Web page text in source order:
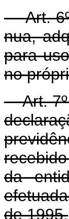
Art. 6º
nua,
para
no
Art. 7º
da
de 1995.